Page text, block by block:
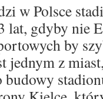
w Polsce
lat, gdyby nie
by
jednym z